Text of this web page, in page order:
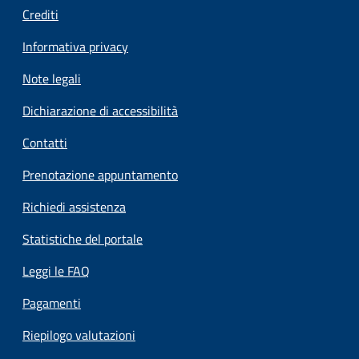
Crediti
Informativa privacy
Note legali
Dichiarazione di accessibilità
Contatti
Prenotazione appuntamento
Richiedi assistenza
Statistiche del portale
Leggi le FAQ
Pagamenti
Riepilogo valutazioni